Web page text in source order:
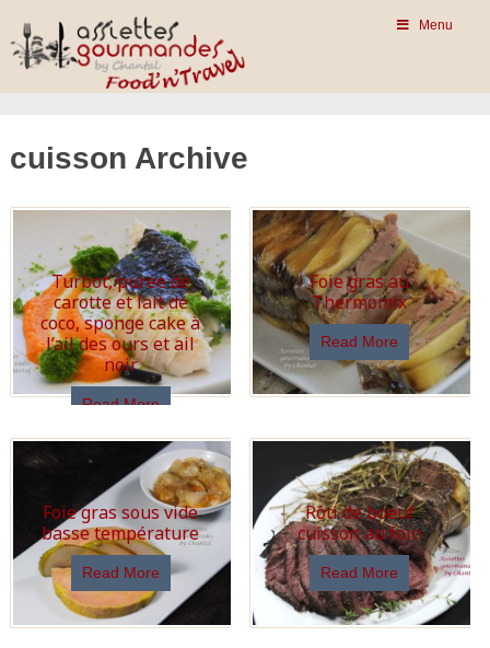
Menu
cuisson Archive
Turbot, purée de
carotte et lait de
coco, sponge cake à
l’ail des ours et ail
noir
Read More
Foie gras au
Thermomix
Read More
Foie gras sous vide
basse température
Read More
Rôti de boeuf
cuisson au foin
Read More